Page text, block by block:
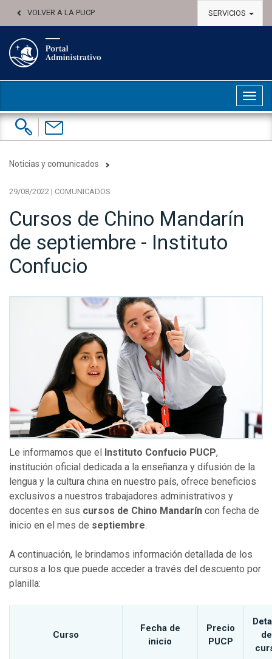
VOLVER A LA PUCP SERVICIOS
Buscar:
Contáctenos
Noticias y comunicados
29/08/2022 | COMUNICADOS
Cursos de Chino Mandarín
de septiembre - Instituto
Confucio
Le informamos que el Instituto Confucio PUCP,
institución oficial dedicada a la enseñanza y difusión de la
lengua y la cultura china en nuestro país, ofrece beneficios
exclusivos a nuestros trabajadores administrativos y
docentes en sus cursos de Chino Mandarín con fecha de
inicio en el mes de septiembre.
A continuación, le brindamos información detallada de los
cursos a los que puede acceder a través del descuento por
planilla:
Curso
Fecha de
inicio
Precio
PUCP